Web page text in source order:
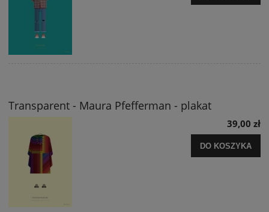
Transparent - Maura Pfefferman - plakat
39,00 zł
DO KOSZYKA